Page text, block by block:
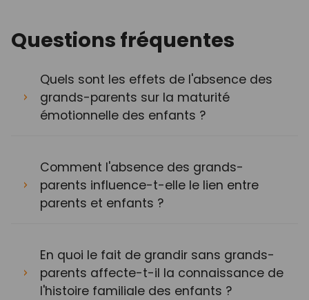
Questions fréquentes
Quels sont les effets de l'absence des
grands-parents sur la maturité
émotionnelle des enfants ?
Comment l'absence des grands-
parents influence-t-elle le lien entre
parents et enfants ?
En quoi le fait de grandir sans grands-
parents affecte-t-il la connaissance de
l'histoire familiale des enfants ?